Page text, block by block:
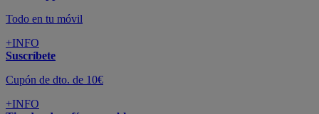
Todo en tu móvil
+INFO
Suscríbete
Cupón de dto. de 10€
+INFO